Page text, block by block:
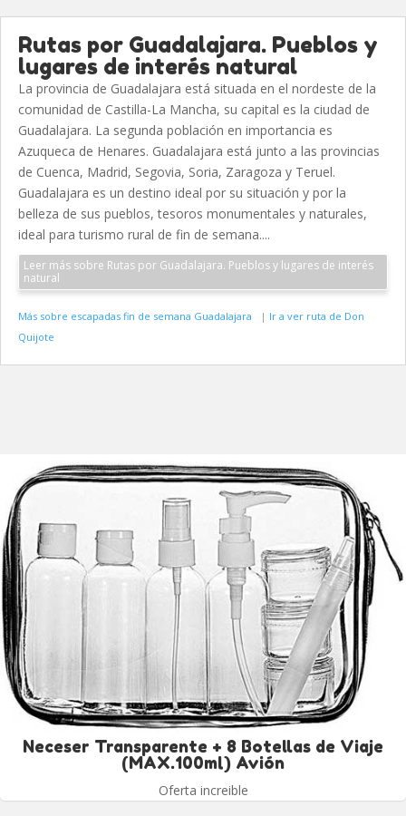
Rutas por Guadalajara. Pueblos y
lugares de interés natural
La provincia de Guadalajara está situada en el nordeste de la
comunidad de Castilla-La Mancha, su capital es la ciudad de
Guadalajara. La segunda población en importancia es
Azuqueca de Henares. Guadalajara está junto a las provincias
de Cuenca, Madrid, Segovia, Soria, Zaragoza y Teruel.
Guadalajara es un destino ideal por su situación y por la
belleza de sus pueblos, tesoros monumentales y naturales,
ideal para turismo rural de fin de semana....
Leer más sobre Rutas por Guadalajara. Pueblos y lugares de interés
natural
Más sobre escapadas fin de semana Guadalajara | Ir a ver ruta de Don
Quijote
Neceser Transparente + 8 Botellas de Viaje
(MAX.100ml) Avión
Oferta increible